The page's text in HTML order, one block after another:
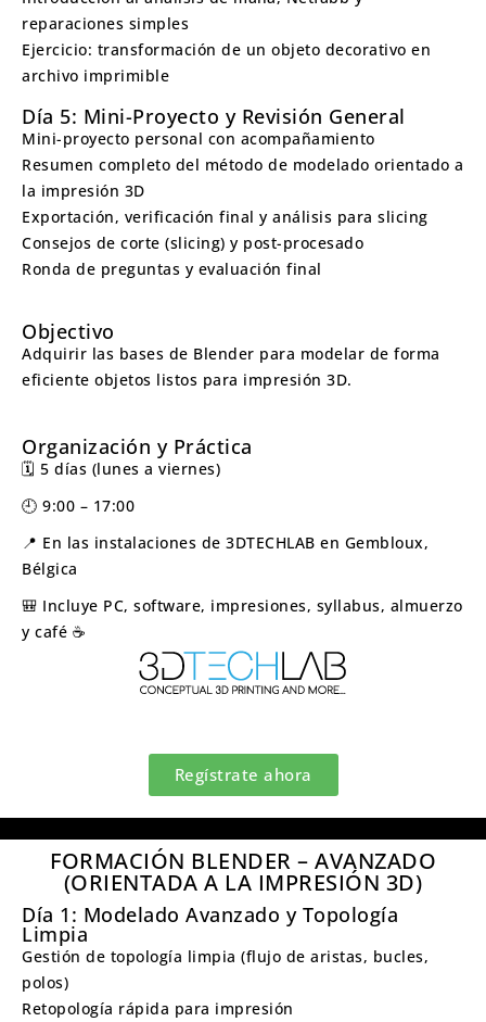
reparaciones simples
Ejercicio: transformación de un objeto decorativo en
archivo imprimible
Día 5: Mini-Proyecto y Revisión General
Mini-proyecto personal con acompañamiento
Resumen completo del método de modelado orientado a
la impresión 3D
Exportación, verificación final y análisis para slicing
Consejos de corte (slicing) y post-procesado
Ronda de preguntas y evaluación final
Objectivo
Adquirir las bases de Blender para modelar de forma
eficiente objetos listos para impresión 3D.
Organización y Práctica
🗓️ 5 días (lunes a viernes)
🕘 9:00 – 17:00
📍 En las instalaciones de 3DTECHLAB en Gembloux,
Bélgica
🎒 Incluye PC, software, impresiones, syllabus, almuerzo
y café ☕
Regístrate ahora
FORMACIÓN BLENDER – AVANZADO
(ORIENTADA A LA IMPRESIÓN 3D)
Día 1: Modelado Avanzado y Topología
Limpia
Gestión de topología limpia (flujo de aristas, bucles,
polos)
Retopología rápida para impresión